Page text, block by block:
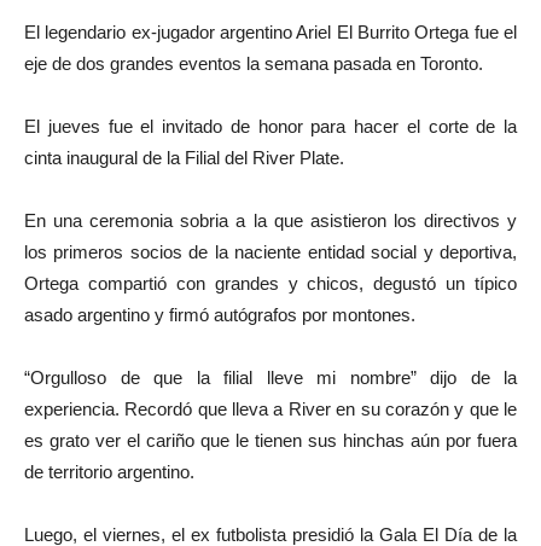
El legendario ex-jugador argentino Ariel El Burrito Ortega fue el
eje de dos grandes eventos la semana pasada en Toronto.
El jueves fue el invitado de honor para hacer el corte de la
cinta inaugural de la Filial del River Plate.
En una ceremonia sobria a la que asistieron los directivos y
los primeros socios de la naciente entidad social y deportiva,
Ortega compartió con grandes y chicos, degustó un típico
asado argentino y firmó autógrafos por montones.
“Orgulloso de que la filial lleve mi nombre” dijo de la
experiencia. Recordó que lleva a River en su corazón y que le
es grato ver el cariño que le tienen sus hinchas aún por fuera
de territorio argentino.
Luego, el viernes, el ex futbolista presidió la Gala El Día de la